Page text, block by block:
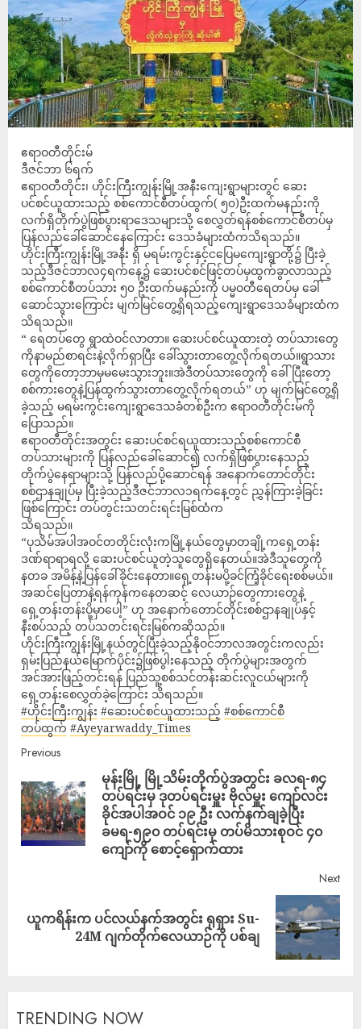
ဧရာဝတီတိုင်းမ်
ဒီဇင်ဘာ ၆ရက်
ဧရာဝတီတိုင်း၊ ဟိုင်းကြီးကျွန်းမြို့အနီးကျေးရွာများတွင် ဆေး
ပင်စင်ယူထားသည့် စစ်ကောင်စီတပ်ထွက်( ၅၀)ဦးထက်မနည်းကို
လက်ရှိတိုက်ပွဲဖြစ်ပွားရာဒေသများသို့ စေလွှတ်ရန်စစ်ကောင်စီတပ်မှ
ပြန်လည်ခေါ်ဆောင်နေကြောင်း ဒေသခံများထံကသိရသည်။
ဟိုင်းကြီးကျွန်းမြို့အနီး ရှိ မရမ်းကွင်းနှင့်ငပြေမကျေးရွာတို့၌ ပြီးခဲ့
သည့်ဒီဇင်ဘာလ၄ရက်နေ့၌ ဆေးပင်စင်ဖြင့်တပ်မှထွက်ခွာလာသည့်
စစ်ကောင်စီတပ်သား ၅၀ ဦးထက်မနည်းကို ပမ္မဝတီရေတပ်မှ ခေါ်
ဆောင်သွားကြောင်း မျက်မြင်တွေ့ရှိရသည့်ကျေးရွာဒေသခံများထံက
သိရသည်။
“ ရေတပ်တွေ ရွာထဲဝင်လာတာ။ ဆေးပင်စင်ယူထားတဲ့ တပ်သားတွေ
ကိုနာမည်စာရင်းနဲ့လိုက်ရှာပြီး ခေါ်သွားတာတွေ့လိုက်ရတယ်။ရွာသား
တွေကိုတော့ဘာမှမမေးသွားဘူး။အဲဒီတပ်သားတွေကို ခေါ်ပြီးတော့
စစ်ကားတွေနဲ့ပြန်ထွက်သွားတာတွေ့လိုက်ရတယ်” ဟု မျက်မြင်တွေ့ရှိ
ခဲ့သည့် မရမ်းကွင်းကျေးရွာဒေသခံတစ်ဦးက ဧရာဝတီတိုင်းမ်ကို
ပြောသည်။
ဧရာဝတီတိုင်းအတွင်း ဆေးပင်စင်ရယူထားသည့်စစ်ကောင်စီ
တပ်သားများကို ပြန်လည်ခေါ်ဆောင်၍ လက်ရှိဖြစ်ပွားနေသည့်
တိုက်ပွဲနေရာများသို့ ပြန်လည်ပို့ဆောင်ရန် အနောက်တောင်တိုင်း
စစ်ဌာနချုပ်မှ ပြီးခဲ့သည့်ဒီဇင်ဘာလ၁ရက်နေ့တွင် ညွှန်ကြားခဲ့ခြင်း
ဖြစ်ကြောင်း တပ်တွင်းသတင်းရင်းမြစ်ထံက
သိရသည်။
“ပုသိမ်အပါအဝင်တတိုင်းလုံးကမြို့နယ်တွေမှာတချို့ကရှေ့တန်း
ဒဏ်ရာရာရလို့ ဆေးပင်စင်ယူတဲ့သူတွေရှိနေတယ်။အဲဒီသူတွေကို
နတခ အမိန့်နဲ့ပြန်ခေါ်ခိုင်းနေတာ။ရှေ့တန်းမပို့ခင်ကြံ့ခိုင်ရေးစစ်မယ်။
အဆင်ပြေတာနဲ့ရန်ကုန်ကနေတဆင့် လေယာဉ်တွေကားတွေနဲ့
ရှေ့တန်းတန်းပို့မှာပေါ့” ဟု အနောက်တောင်တိုင်းစစ်ဌာနချုပ်နှင့်
နီးစပ်သည့် တပ်သတင်းရင်းမြစ်ကဆိုသည်။
ဟိုင်းကြီးကျွန်းမြို့နယ်တွင်ပြီးခဲ့သည့်နိုဝင်ဘာလအတွင်းကလည်း
ရှမ်းပြည်နယ်မြောက်ပိုင်း၌ဖြစ်ပွါးနေသည့် တိုက်ပွဲများအတွက်
အင်အားဖြည့်တင်းရန် ပြည်သူ့စစ်သင်တန်းဆင်းလူငယ်များကို
ရှေ့တန်းစေလွှတ်ခဲ့ကြောင်း သိရသည်။
#ဟိုင်းကြီးကျွန်း #ဆေးပင်စင်ယူထားသည့် #စစ်ကောင်စီ
တပ်ထွက် #Ayeyarwaddy_Times
Previous
မုန်းမြို့ မြို့သိမ်းတိုက်ပွဲအတွင်း ခလရ-၈၄
တပ်ရင်းမှ ဒုတပ်ရင်းမှူး ဗိုလ်မှူး ကျော်လင်း
ခိုင်အပါအဝင် ၁၉ ဦး လက်နက်ချခဲ့ပြီး
ခမရ-၅၉၀ တပ်ရင်းမှ တပ်မိသားစုဝင် ၄၀
ကျော်ကို စောင့်ရှောက်ထား
Next
ယူကရိန်းက ပင်လယ်နက်အတွင်း ရုရှား Su-
24M ဂျက်တိုက်လေယာဉ်ကို ပစ်ချ
TRENDING NOW